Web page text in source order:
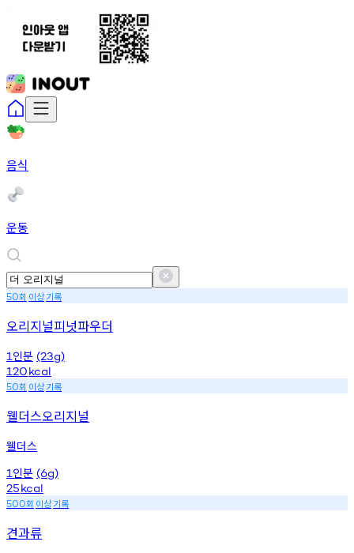
음식
운동
50회 이상기록
오리지널피넛파우더
1 인분 (23g)
120kcal
50회 이상기록
웰더스오리지널
웰더스
1 인분 (6g)
25kcal
500회 이상기록
견과류